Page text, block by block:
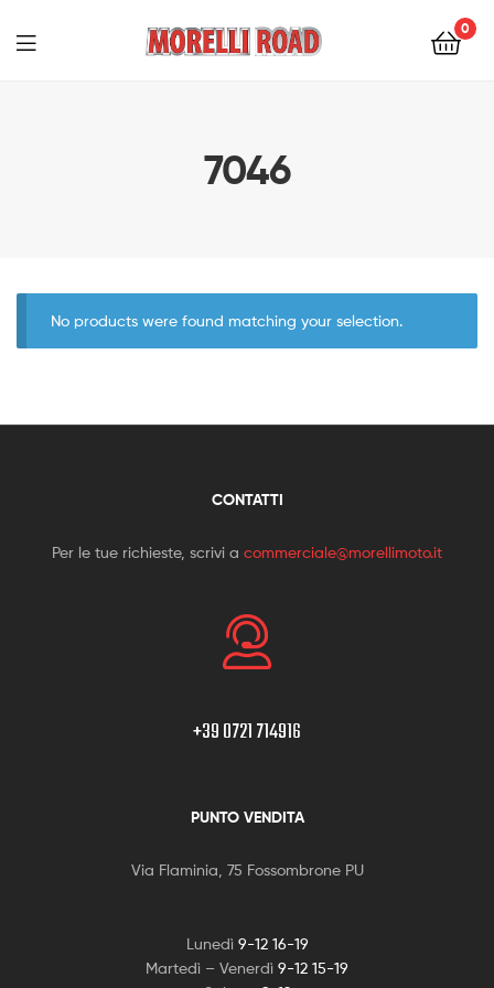
0
7046
No products were found matching your selection.
CONTATTI
Per le tue richieste, scrivi a commerciale@morellimoto.it
+39 0721 714916
PUNTO VENDITA
Via Flaminia, 75 Fossombrone PU
Lunedì 9-12 16-19
Martedì – Venerdì 9-12 15-19